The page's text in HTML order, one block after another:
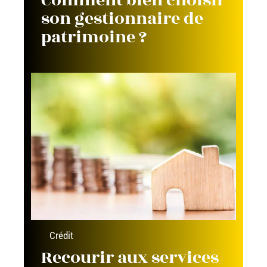
son gestionnaire de
patrimoine ?
Crédit
Recourir aux services